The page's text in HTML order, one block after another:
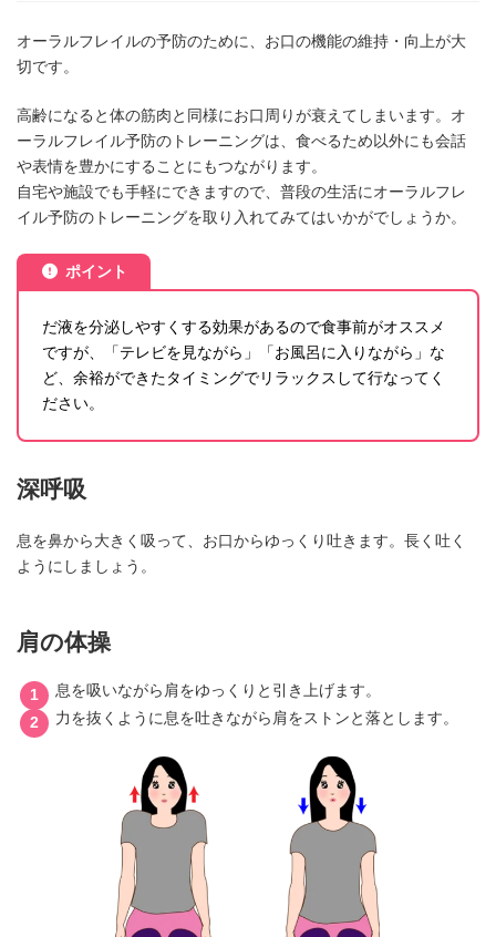
オーラルフレイルの予防のために、お口の機能の維持・向上が大
切です。
高齢になると体の筋肉と同様にお口周りが衰えてしまいます。オ
ーラルフレイル予防のトレーニングは、食べるため以外にも会話
や表情を豊かにすることにもつながります。
自宅や施設でも手軽にできますので、普段の生活にオーラルフレ
イル予防のトレーニングを取り入れてみてはいかがでしょうか。
ポイント
だ液を分泌しやすくする効果があるので食事前がオススメ
ですが、「テレビを見ながら」「お風呂に入りながら」な
ど、余裕ができたタイミングでリラックスして行なってく
ださい。
深呼吸
息を鼻から大きく吸って、お口からゆっくり吐きます。長く吐く
ようにしましょう。
肩の体操
息を吸いながら肩をゆっくりと引き上げます。
力を抜くように息を吐きながら肩をストンと落とします。